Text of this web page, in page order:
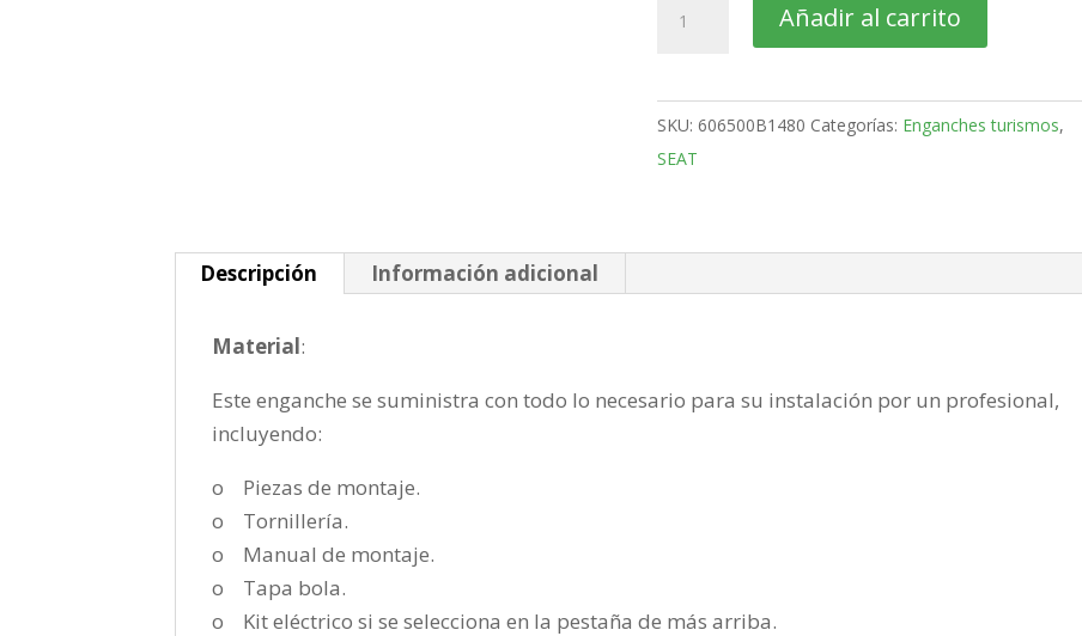
Leon
Bola
desmontable
vertical
Añadir al carrito
SKU: 606500B1480 Categorías: Enganches turismos,
SEAT
Descripción Información adicional
Material:
Este enganche se suministra con todo lo necesario para su instalación por un profesional,
incluyendo:
o Piezas de montaje.
o Tornillería.
o Manual de montaje.
o Tapa bola.
o Kit eléctrico si se selecciona en la pestaña de más arriba.